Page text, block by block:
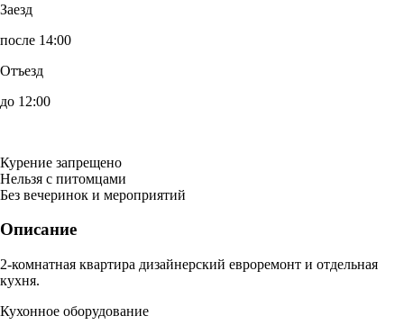
Заезд
после 14:00
Отъезд
до 12:00
Курение запрещено
Нельзя с питомцами
Без вечеринок и мероприятий
Описание
2-комнатная квартира дизайнерский евроремонт и отдельная
кухня.
Кухонное оборудование